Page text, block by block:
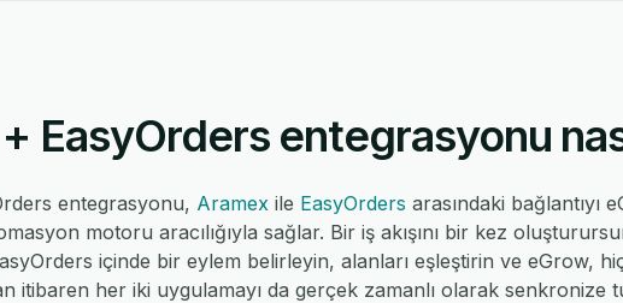
EasyOrders entegrasyonu
entegrasyonu, Aramex ile EasyOrders arasındaki bağlantıyı
motoru aracılığıyla sağlar. Bir iş akışını bir kez
içinde bir eylem belirleyin, alanları eşleştirin ve eGrow,
itibaren her iki uygulamayı da gerçek zamanlı olarak senkronize